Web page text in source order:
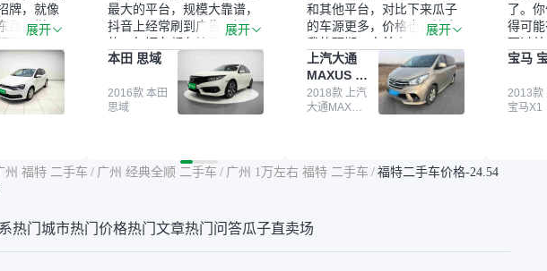
牌，就像
西一样，
要好一
印象吧。
时候，我
车、泡水
的检测报
信息之
去做了一
朋友帮忙
你们的报
展开
最大的平台，规模大靠谱，
抖音上经常刷到广告，挺火
的。每辆车都有检测报告，
这个让我很放心。去外面买
车全凭卖家一张嘴，不敢
买。我买了本田思域，白
色，过户次数少，公里数符
平台，车价贵点也正常，毕
竟有保障。其他平台上很多
多花点钱买个放心。从个人
展开
本田 思域
2016款 本田
思域
和其他平台，对比下来瓜子
的车源更多，价格也更符合
我的预期。之前卖车来过瓜
子，虽然价格没谈成，但
APP一直留着。瓜子毕竟是
大平台，整体印象还好。我
最终买了一台上汽大通，18
期，这一点很便捷，其他平
心的额外价值。虽然我砍过
展开
上汽大通
MAXUS 大
通G10
2018款 上汽
大通MAXUS
了。
得可
更过
来再
它的
适。
宝马
2013款
宝马X1
州 福特 二手车 / 广州 经典全顺 二手车 / 广州 1万左右 福特 二手车 / 福特二手车价格-24.54
热门城市热门价格热门文章热门问答瓜子直卖场